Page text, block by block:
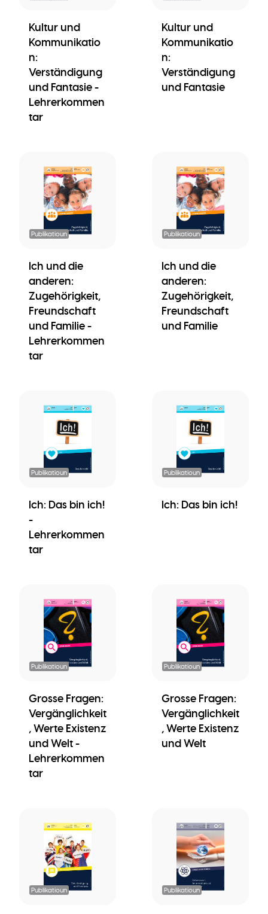
Kultur und
Kommunikatio
n:
Verständigung
und Fantasie -
Lehrerkommen
tar
Kultur und
Kommunikatio
n:
Verständigung
und Fantasie
Publikatioun
Ich und die
anderen:
Zugehörigkeit,
Freundschaft
und Familie -
Lehrerkommen
tar
Publikatioun
Ich und die
anderen:
Zugehörigkeit,
Freundschaft
und Familie
Publikatioun
Ich: Das bin ich!
-
Lehrerkommen
tar
Publikatioun
Ich: Das bin ich!
Publikatioun
Grosse Fragen:
Vergänglichkeit
, Werte Existenz
und Welt -
Lehrerkommen
tar
Publikatioun
Grosse Fragen:
Vergänglichkeit
, Werte Existenz
und Welt
Publikatioun Publikatioun